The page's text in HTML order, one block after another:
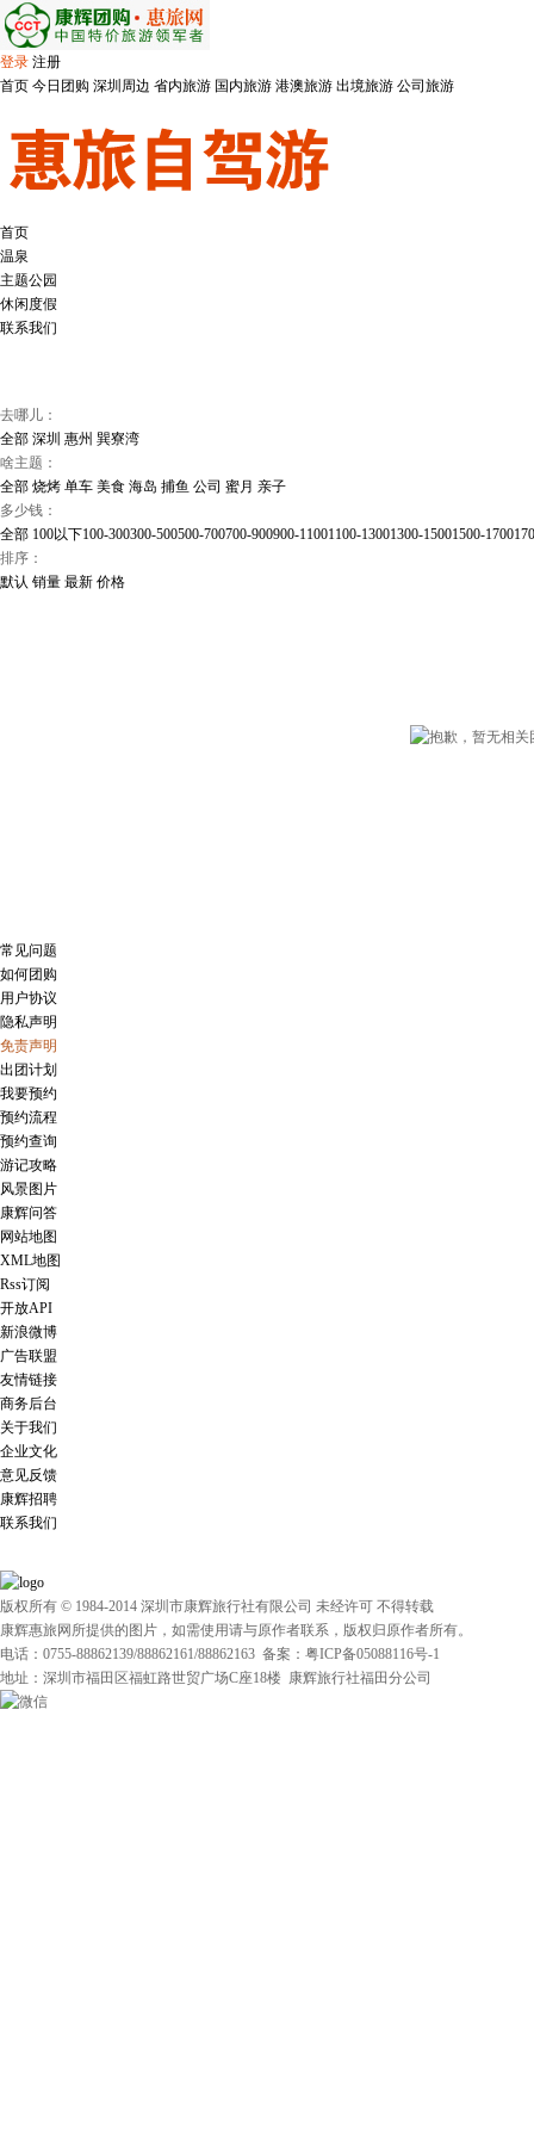
登录 注册
首页 今日团购 深圳周边 省内旅游 国内旅游 港澳旅游 出境旅游 公司旅游
首页
温泉
主题公园
休闲度假
联系我们
去哪儿：
全部 深圳 惠州 巽寮湾
啥主题：
全部 烧烤 单车 美食 海岛 捕鱼 公司 蜜月 亲子
多少钱：
全部 100以下100-300300-500500-700700-900900-11001100-13001300-15001500-1700
排序：
默认 销量 最新 价格
常见问题
如何团购
用户协议
隐私声明
免责声明
出团计划
我要预约
预约流程
预约查询
游记攻略
风景图片
康辉问答
网站地图
XML地图
Rss订阅
开放API
新浪微博
广告联盟
友情链接
商务后台
关于我们
企业文化
意见反馈
康辉招聘
联系我们
版权所有 © 1984-2014 深圳市康辉旅行社有限公司 未经许可 不得转载
康辉惠旅网所提供的图片，如需使用请与原作者联系，版权归原作者所有。
电话：0755-88862139/88862161/88862163 备案：粤ICP备05088116号-1
地址：深圳市福田区福虹路世贸广场C座18楼 康辉旅行社福田分公司